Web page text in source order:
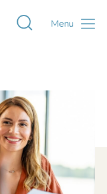
Toggle
Menu